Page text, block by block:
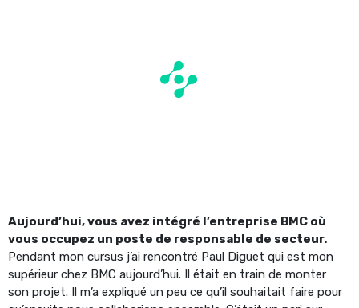
Aujourd’hui, vous avez intégré l’entreprise BMC où
vous occupez un poste de responsable de secteur.
Pendant mon cursus j’ai rencontré Paul Diguet qui est mon
supérieur chez BMC aujourd’hui. Il était en train de monter
son projet. Il m’a expliqué un peu ce qu’il souhaitait faire pour